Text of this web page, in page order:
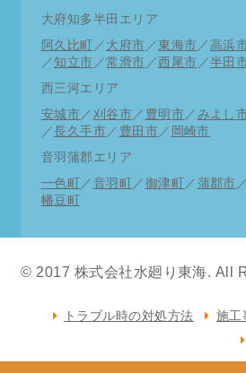
11月11日 東区トイレ修理 一
11月10日 中区洗面蛇口交換
り
き
11月8日 春日井市トイレつま
交換
11月7日 南区トイレ修理 中川
11月5日 清須市排水工事 北
11月4日 中村区流し台詰ま
11月3日 名東区洗面化粧台交
大府知多半田エリア
阿久比町 ／ 大府市 ／東海市 ／ 高浜
／知立市 ／常滑市 ／西尾市 ／半田
西三河エリア
安城市 ／ 刈谷市 ／ 豊明市 ／ みよし
／長久手市 ／ 豊田市 ／ 岡崎市
音羽蒲郡エリア
一色町 ／ 音羽町 ／ 御津町 ／ 蒲郡市
幡豆町
© 2017 株式会社水廻り東海. All
トラブル時の対処方法 施工